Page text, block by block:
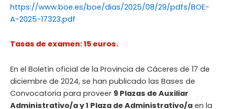
https://www.boe.es/boe/dias/2025/08/29/pdfs/BOE-
A-2025-17323.pdf
Tasas de examen: 15 euros.
En el Boletín oficial de la Provincia de Cáceres de 17 de
diciembre de 2024, se han publicado las Bases de
Convocatoria para proveer 9 Plazas de Auxiliar
Administrativo/a y 1 Plaza de Administrativo/a en la